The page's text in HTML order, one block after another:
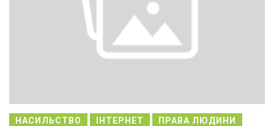
НАСИЛЬСТВО ІНТЕРНЕТ ПРАВА ЛЮДИНИ